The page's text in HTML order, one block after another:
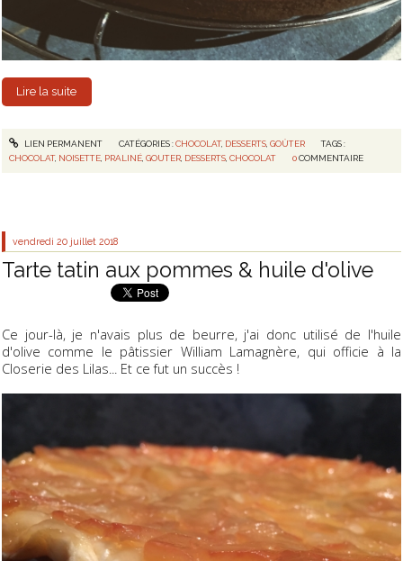
Lire la suite
LIEN PERMANENT CATÉGORIES :CHOCOLAT, DESSERTS, GOÛTER
TAGS :
CHOCOLAT, NOISETTE PRALINÉ ,GOUTER DESSERTS ,CHOCOLAT 0 COMMENTAIRE
vendredi 20 juillet 2018
Tarte tatin aux pommes & huile d'olive
Ce jour-là, je n'avais plus de beurre, j'ai donc utilisé de l'huile
d'olive comme le pâtissier William Lamagnère, qui officie à la
Closerie des Lilas... Et ce fut un succès !